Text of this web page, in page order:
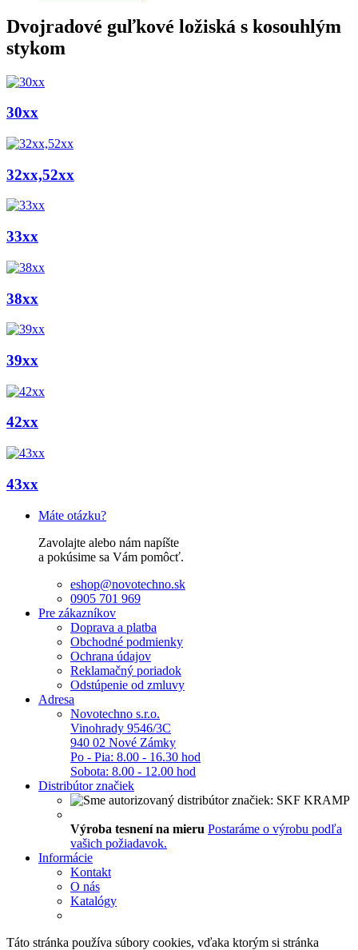
Dvojradové guľkové ložiská s kosouhlým
stykom
30xx
32xx,52xx
33xx
38xx
39xx
42xx
43xx
Máte otázku?
Zavolajte alebo nám napíšte
a pokúsime sa Vám pomôcť.
eshop@novotechno.sk
0905 701 969
Pre zákazníkov
Doprava a platba
Obchodné podmienky
Ochrana údajov
Reklamačný poriadok
Odstúpenie od zmluvy
Adresa
Novotechno s.r.o.
Vinohrady 9546/3C
940 02 Nové Zámky
Po - Pia: 8.00 - 16.30 hod
Sobota: 8.00 - 12.00 hod
Distribútor značiek
Výroba tesnení na mieru Postaráme o výrobu podľa
vašich požiadavok.
Informácie
Kontakt
O nás
Katalógy
Táto stránka používa súbory cookies, vďaka ktorým si stránka